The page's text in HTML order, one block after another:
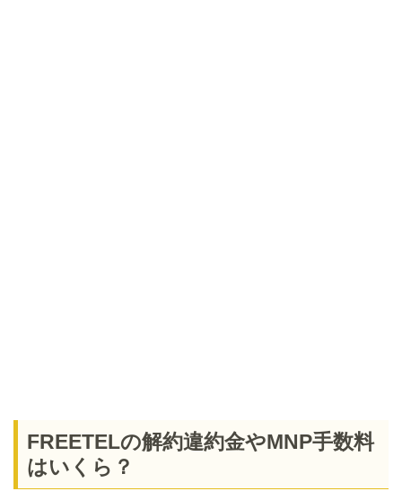
FREETELの解約違約金やMNP手数料
はいくら？